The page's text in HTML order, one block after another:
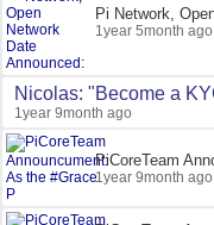
Pi Network,
1year 5month ago
Nicolas: "Become a
1year 9month ago
PiCoreTeam
1year 9month ago